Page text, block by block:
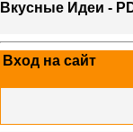
Вкусные Идеи -
Вход на сайт